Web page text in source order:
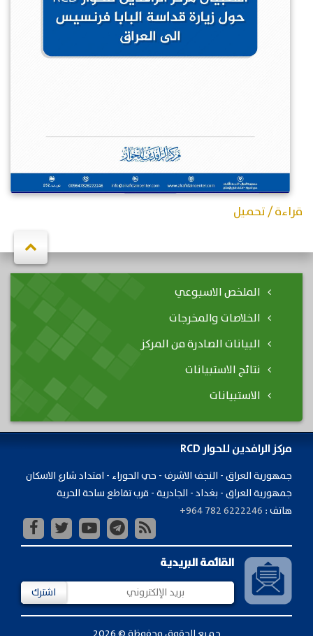
قراءة / تحميل
الملخص الاسبوعي
الخلاصات والمخرجات
البيانات الصادرة من المركز
نتائج الاستبيانات
الاستبيانات
مركز الرافدين للحوار RCD
جمهورية ​العراق - النجف الاشرف - حي الحوراء - امتداد شارع الاسكان
جمهورية العراق - بغداد - الجادرية - قرب تقاطع ساحة الحرية
هاتف : +964 782 6222246
القائمة البريدية
اشترك